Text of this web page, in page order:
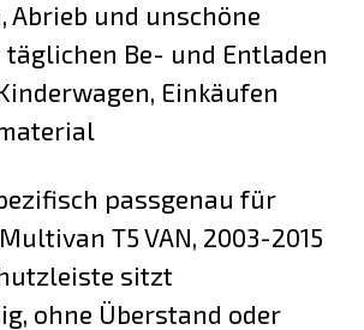
Abrieb und unschöne
täglichen Be- und Entladen
Einkäufen
passgenau für
T5 VAN, 2003-2015
sitzt
ohne Überstand oder